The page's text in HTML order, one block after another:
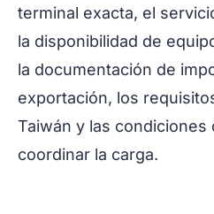
terminal exacta, el
la disponibilidad de
la documentación de
exportación, los
Taiwán y las
coordinar la carga.